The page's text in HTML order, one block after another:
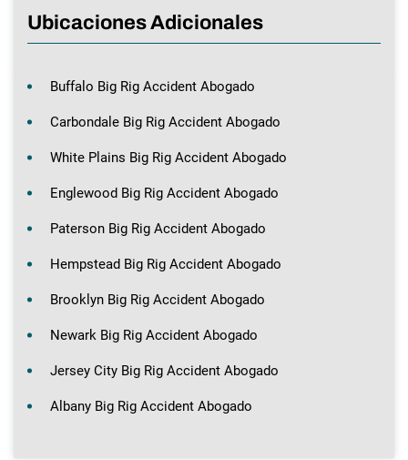
Ubicaciones Adicionales
Buffalo Big Rig Accident Abogado
Carbondale Big Rig Accident Abogado
White Plains Big Rig Accident Abogado
Englewood Big Rig Accident Abogado
Paterson Big Rig Accident Abogado
Hempstead Big Rig Accident Abogado
Brooklyn Big Rig Accident Abogado
Newark Big Rig Accident Abogado
Jersey City Big Rig Accident Abogado
Albany Big Rig Accident Abogado